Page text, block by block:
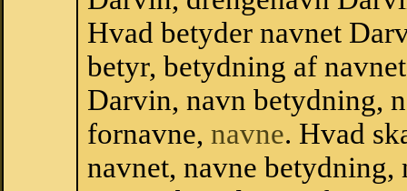
Hvad betyder navnet
betyr, betydning af
Darvin, navn betydning,
fornavne, navne. Hvad
navnet, navne